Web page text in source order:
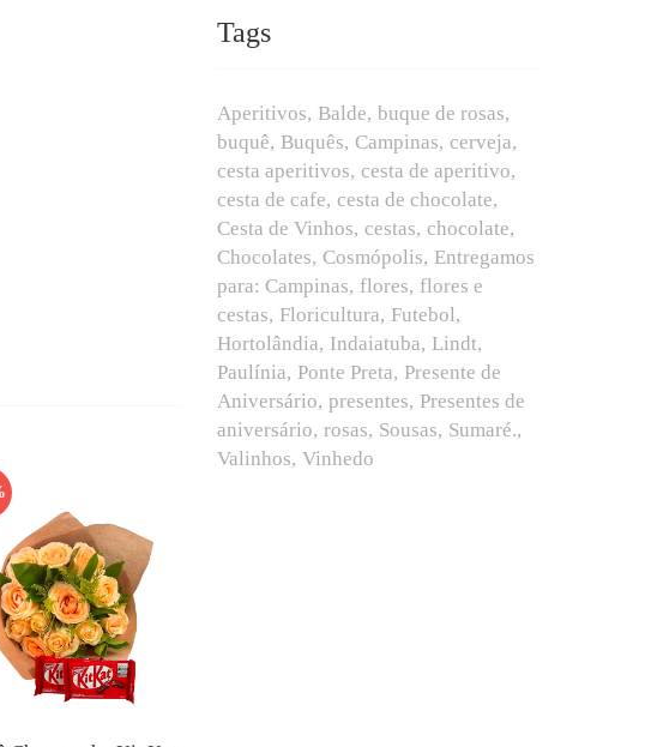
Tags
Aperitivos Balde buque de rosas
buquê Buquês Campinas cerveja
cesta aperitivos cesta de aperitivo
cesta de cafe cesta de chocolate
Cesta de Vinhos cestas chocolate
Chocolates Cosmópolis Entregamos
para: Campinas flores flores e
cestas Floricultura Futebol
Hortolândia Indaiatuba Lindt
Paulínia Ponte Preta Presente de
Aniversário presentes Presentes de
aniversário rosas Sousas Sumaré.
Valinhos Vinhedo